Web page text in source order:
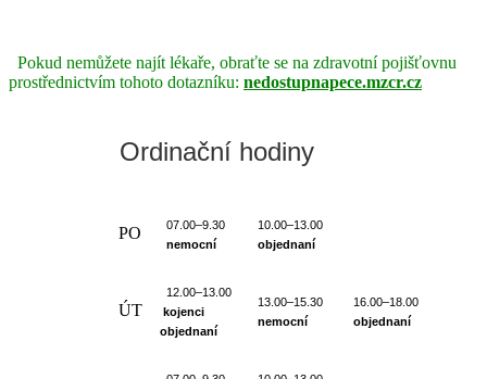
Pokud nemůžete najít lékaře, obraťte se na zdravotní pojišťovnu
prostřednictvím tohoto dotazníku: nedostupnapece.mzcr.cz
Ordinační hodiny
PO
07.00–9.30
nemocní
10.00–13.00
objednaní
ÚT
12.00–13.00
kojenci
objednaní
13.00–15.30
nemocní
16.00–18.00
objednaní